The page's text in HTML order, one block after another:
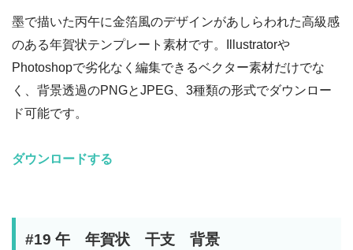
墨で描いた丙午に金箔風のデザインがあしらわれた高級感
のある年賀状テンプレート素材です。Illustratorや
Photoshopで劣化なく編集できるベクター素材だけでな
く、背景透過のPNGとJPEG、3種類の形式でダウンロー
ド可能です。
ダウンロードする
#19 午 年賀状 干支 背景